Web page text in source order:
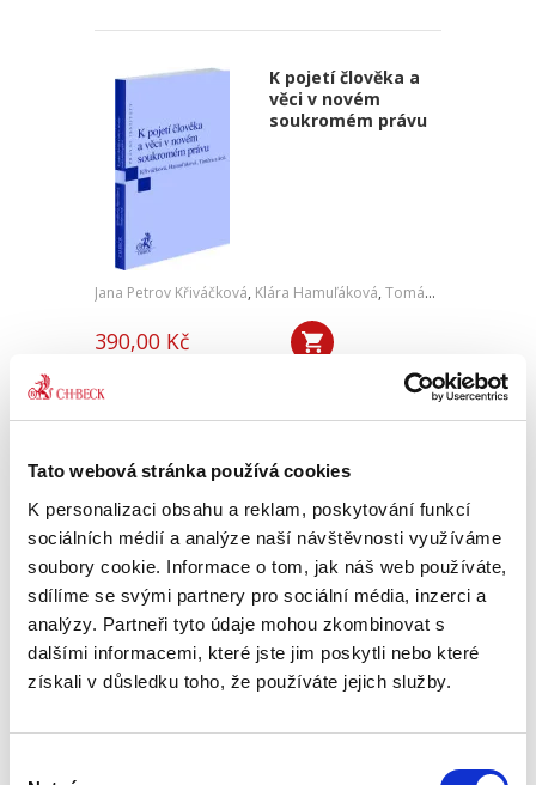
Tato webová stránka používá cookies
K personalizaci obsahu a reklam, poskytování funkcí
sociálních médií a analýze naší návštěvnosti využíváme
soubory cookie. Informace o tom, jak náš web používáte,
sdílíme se svými partnery pro sociální média, inzerci a
analýzy. Partneři tyto údaje mohou zkombinovat s
dalšími informacemi, které jste jim poskytli nebo které
získali v důsledku toho, že používáte jejich služby.
K pojetí člověka a
věci v novém
soukromém právu
Jana Petrov Křiváčková, Klára Hamuľáková, Tomáš Tintěra
390,00 Kč
Publikace K pojetí člověka a věci v novém
související procesní legislativy. Autorský
kolektiv se zabývá...
Dvojí občanství v
českém právu. 2.
vydání
2. VYDÁNÍ